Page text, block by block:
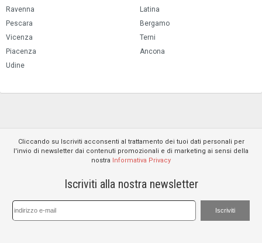
Ravenna
Pescara
Vicenza
Piacenza
Udine
Latina
Bergamo
Terni
Ancona
Cliccando su Iscriviti acconsenti al trattamento dei tuoi dati personali per
l'invio di newsletter dai contenuti promozionali e di marketing ai sensi della
nostra Informativa Privacy
Iscriviti alla nostra newsletter
Iscriviti